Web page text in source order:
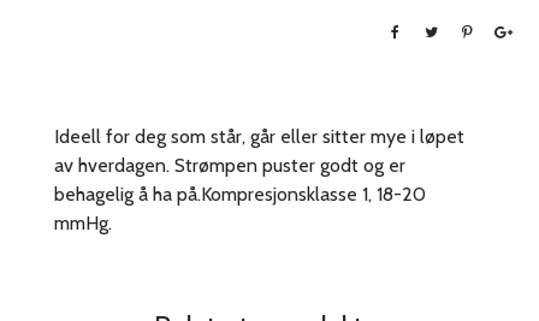
Ideell for deg som står, går eller sitter mye i løpet
av hverdagen. Strømpen puster godt og er
behagelig å ha på.Kompresjonsklasse 1, 18-20
mmHg.